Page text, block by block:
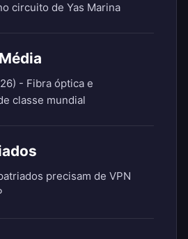
circuito de Yas Marina
- Fibra óptica e
classe mundial
precisam de VPN